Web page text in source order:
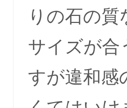
りの石の
サイズが合
すが違和感